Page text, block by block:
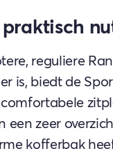
praktisch
reguliere
is, biedt de
een zeer
kofferbak